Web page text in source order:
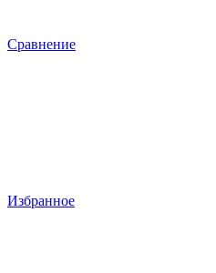
Сравнение
Избранное